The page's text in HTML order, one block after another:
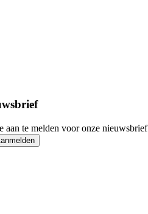
aan te melden voor onze nieuwsbrief